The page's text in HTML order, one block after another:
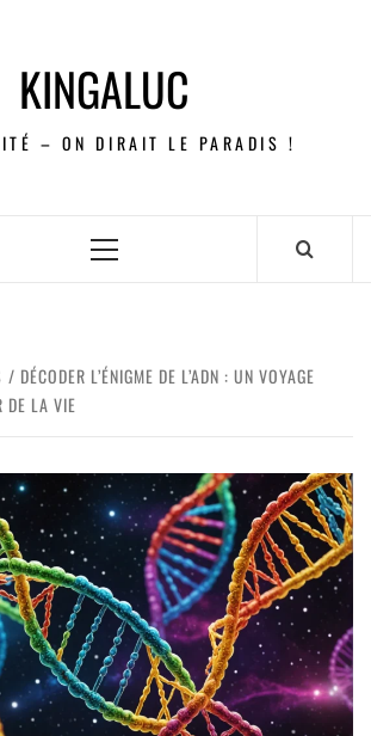
KINGALUC
– ON DIRAIT LE PARADIS !
DÉCODER L’ÉNIGME DE L’ADN : UN VOYAGE
DE LA VIE